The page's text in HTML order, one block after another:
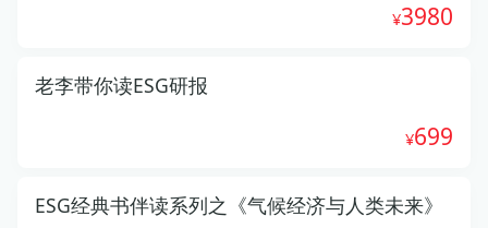
3980
老李带你读ESG研报
699
ESG经典书伴读系列之《气候经济与人类未来》